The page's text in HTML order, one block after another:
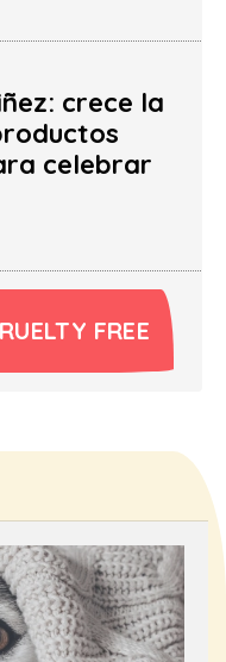
crece la
celebrar
FREE